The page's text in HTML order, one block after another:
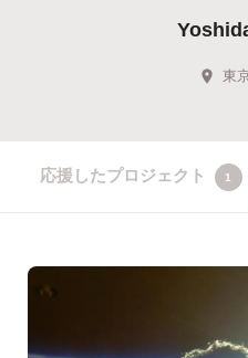
東
応援したプロジェクト 1